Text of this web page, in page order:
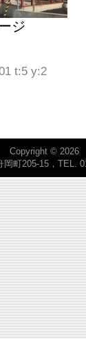
ジ
t:5 y:2
Copyright © 2026
町205-15，TEL.